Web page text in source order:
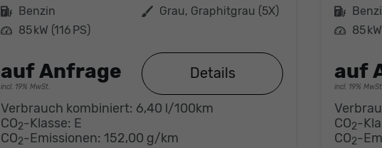
Kraftstoff Benzin Außenfarbe Grau, Graphitgrau (5X)
Leistung 85 kW (116 PS)
auf Anfrage
incl. 19% MwSt.
Details
Verbrauch kombiniert: 6,40 l/100km
CO2-Klasse: E
CO2-Emissionen:152,00 g/km
Kraftstoff
Leistung 85
auf
incl. 19% MwSt.
CO2-
CO2-